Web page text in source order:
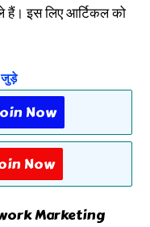
हैं। इस लिए आर्टिकल को
जुड़े
Now
Now
Marketing